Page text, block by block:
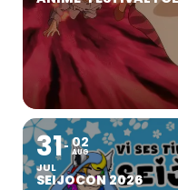
31
JUL
02
AUG
SEIJOCON 2026